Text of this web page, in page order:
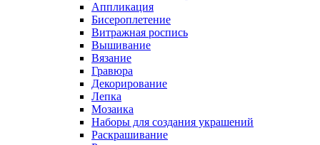
Аппликация
Бисероплетение
Витражная роспись
Вышивание
Вязание
Гравюра
Декорирование
Лепка
Мозаика
Наборы для создания украшений
Раскрашивание